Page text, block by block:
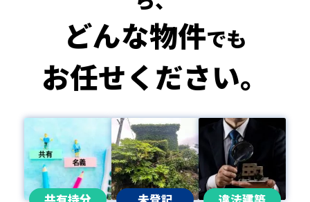
どんな物件でも
お任せください。